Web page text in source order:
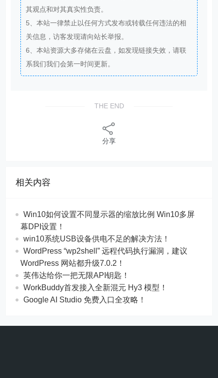
其观点和对其真实性负责。
5、本站一律禁止以任何方式发布或转载任何违法的相
关信息，访客发现请向站长举报。
6、本站资源大多存储在云盘，如发现链接失效，请联
系我们我们会第一时间更新。
THE END
分享
相关内容
Win10如何设置不同显示器的缩放比例 Win10多屏
幕DPI设置！
win10系统USB设备供电不足的解决方法！
WordPress “wp2shell” 远程代码执行漏洞，建议
WordPress 网站都升级7.0.2！
英伟达给你一把无限API钥匙！
WorkBuddy首发接入全新混元 Hy3 模型！
Google AI Studio 免费入口全攻略！